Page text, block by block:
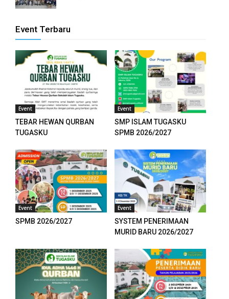
Event Terbaru
Event
TEBAR HEWAN QURBAN
TUGASKU
Event
SMP ISLAM TUGASKU
SPMB 2026/2027
Event
SPMB 2026/2027
Event
SYSTEM PENERIMAAN
MURID BARU 2026/2027